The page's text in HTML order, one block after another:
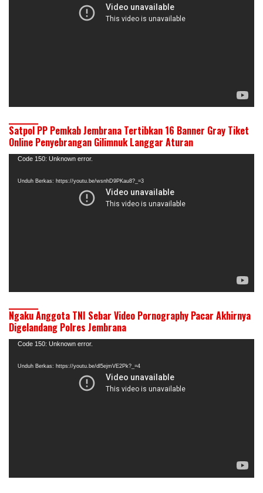
Satpol PP Pemkab Jembrana Tertibkan 16 Banner Gray Tiket
Online Penyebrangan Gilimnuk Langgar Aturan
Pemutar
Code 150: Unknown error.
Unduh Berkas: https://youtu.be/wsnhD9PKau8?_=3
Ngaku Anggota TNI Sebar Video Pornography Pacar Akhirnya
Digelandang Polres Jembrana
Pemutar
Code 150: Unknown error.
Unduh Berkas: https://youtu.be/dl5ejmVE2Pk?_=4